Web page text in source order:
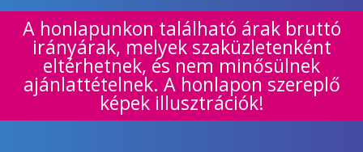
A honlapunkon található árak bruttó
irányárak, melyek szaküzletenként
eltérhetnek, és nem minősülnek
ajánlattételnek. A honlapon szereplő
képek illusztrációk!